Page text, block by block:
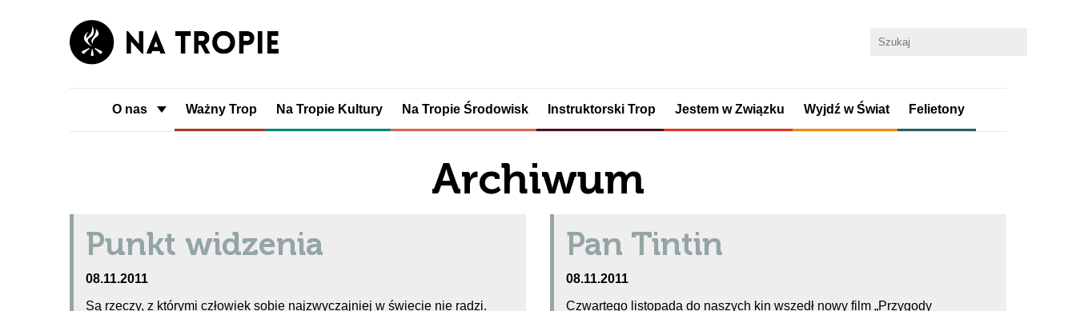
O nas Ważny Trop Na Tropie Kultury Na Tropie Środowisk Instruktorski Trop Jestem w Związku Wyjdź w Świat Felietony
Archiwum
Punkt widzenia
08.11.2011
Są rzeczy, z którymi człowiek sobie najzwyczajniej w świecie nie radzi.
Pan Tintin
08.11.2011
Czwartego listopada do naszych kin wszedł nowy film „Przygody